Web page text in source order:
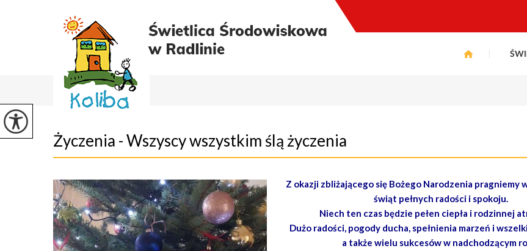
Życzenia - Wszyscy wszystkim ślą życzenia
Z okazji zbliżającego się Bożego Narodzenia pragniemy
świąt pełnych radości i spokoju.
Niech ten czas będzie pełen ciepła i rodzinnej
Dużo radości, pogody ducha, spełnienia marzeń i
a także wielu sukcesów w nadchodzącym